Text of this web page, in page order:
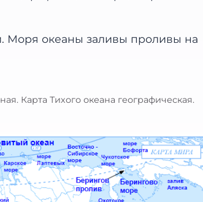
Карта Тихого океана географическая.